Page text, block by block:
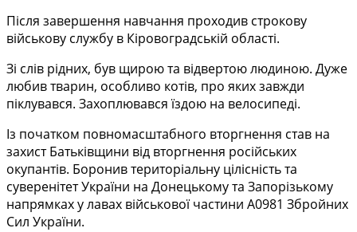
Після завершення навчання проходив строкову
військову службу в Кіровоградській області.
Зі слів рідних, був щирою та відвертою людиною. Дуже
любив тварин, особливо котів, про яких завжди
піклувався. Захоплювався їздою на велосипеді.
Із початком повномасштабного вторгнення став на
захист Батьківщини від вторгнення російських
окупантів. Боронив територіальну цілісність та
суверенітет України на Донецькому та Запорізькому
напрямках у лавах військової частини А0981 Збройних
Сил України.